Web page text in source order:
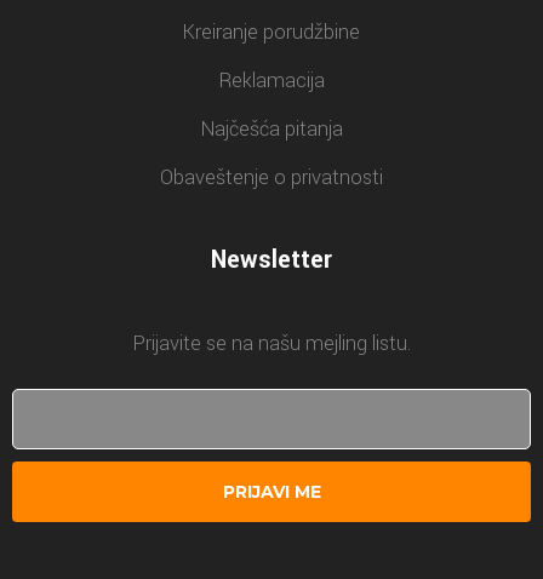
Kreiranje porudžbine
Reklamacija
Najčešća pitanja
Obaveštenje o privatnosti
Newsletter
Prijavite se na našu mejling listu.
PRIJAVI ME